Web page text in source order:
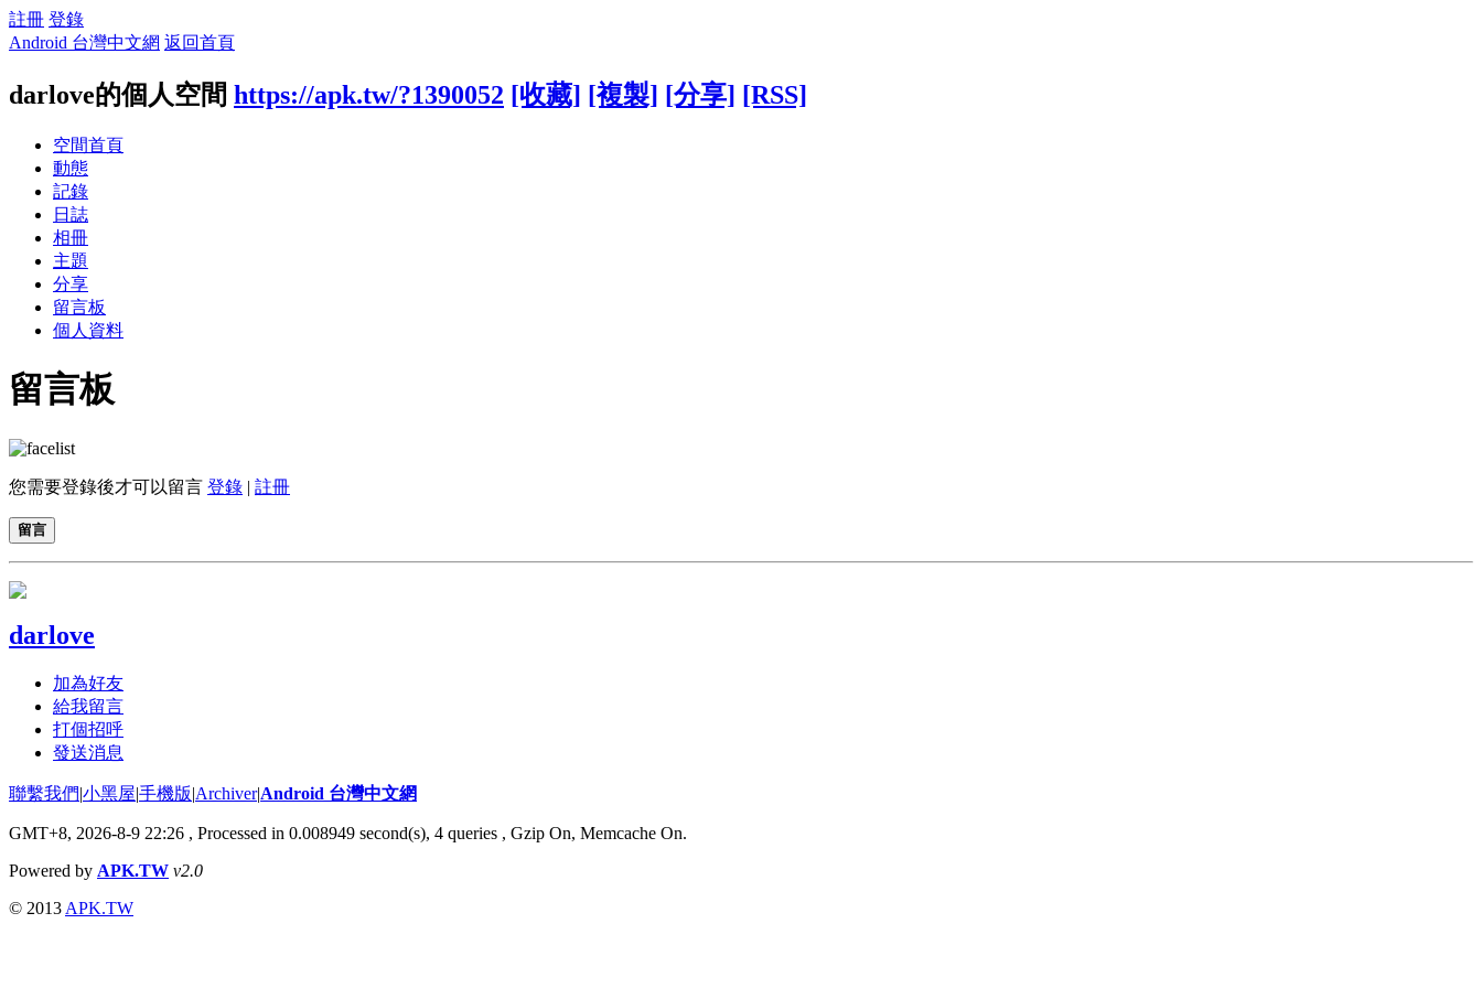
註冊 登錄
Android 台灣中文網 返回首頁
darlove的個人空間 https://apk.tw/?1390052 [收藏] [複製] [分享] [RSS]
空間首頁
動態
記錄
日誌
相冊
主題
分享
留言板
個人資料
留言板
您需要登錄後才可以留言 登錄 | 註冊
留言
darlove
加為好友
給我留言
打個招呼
發送消息
聯繫我們|小黑屋|手機版|Archiver|Android 台灣中文網
GMT+8, 2026-8-9 22:26 , Processed in 0.008949 second(s), 4 queries , Gzip On, Memcache On.
Powered by APK.TW v2.0
© 2013 APK.TW